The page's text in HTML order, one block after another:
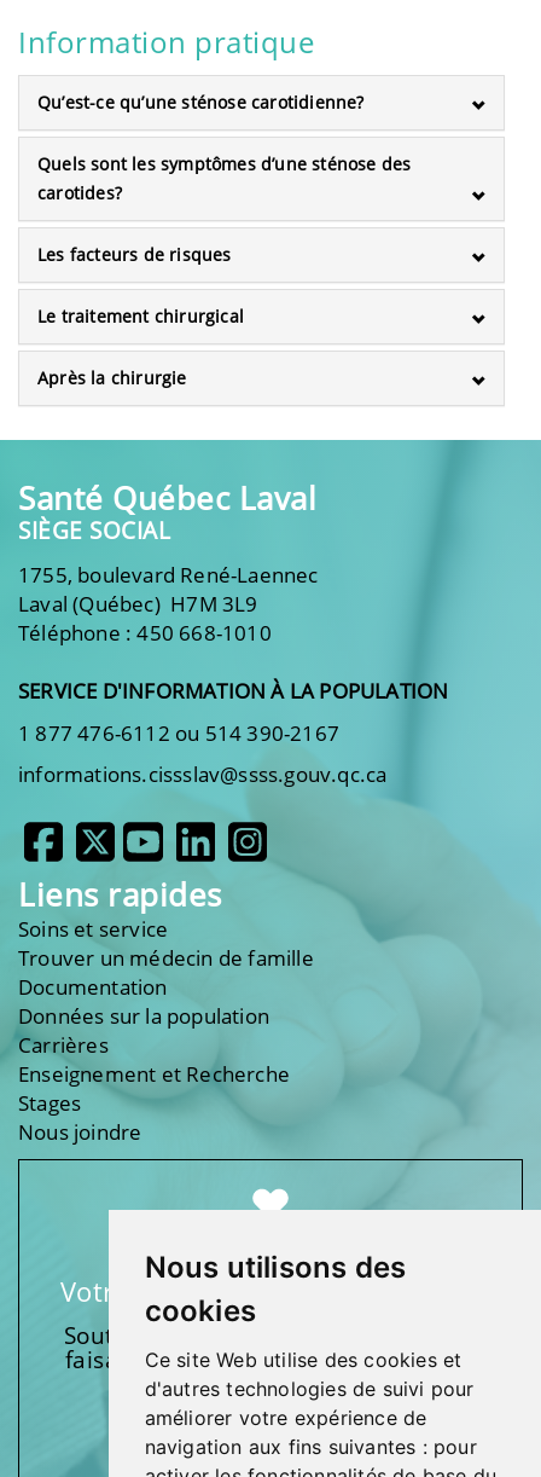
Nous utilisons des
cookies
Ce site Web utilise des cookies et
d'autres technologies de suivi pour
améliorer votre expérience de
navigation aux fins suivantes : pour
Information pratique
Qu’est-ce qu’une sténose carotidienne?
Quels sont les symptômes d’une sténose des
carotides?
Les facteurs de risques
Le traitement chirurgical
Après la chirurgie
Santé Québec Laval
SIÈGE SOCIAL
1755, boulevard René-Laennec
Laval (Québec) H7M 3L9
Téléphone : 450 668-1010
SERVICE D'INFORMATION À LA POPULATION
1 877 476-6112 ou 514 390-2167
informations.cissslav@ssss.gouv.qc.ca
Liens rapides
Soins et service
Trouver un médecin de famille
Documentation
Données sur la population
Carrières
Enseignement et Recherche
Stages
Nous joindre
Votre soutien fait une différence
Soutenez l’une de nos fondations en
faisant un don et en participant aux
activités.
Donnez généreusement!